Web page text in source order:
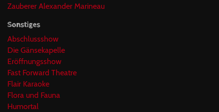
Zauberer Alexander Marineau
Sonstiges
Abschlussshow
Die Gänsekapelle
Eröffnungsshow
Fast Forward Theatre
Flair Karaoke
Flora und Fauna
Humortal